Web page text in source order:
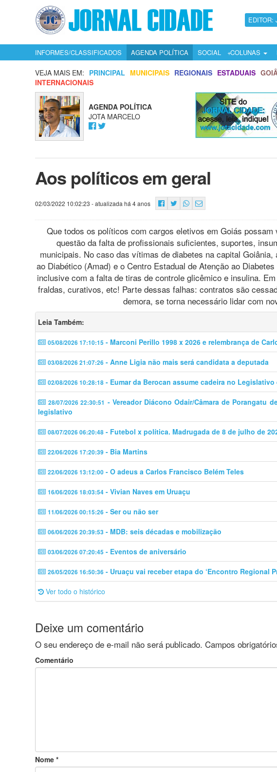
EDITOR:
INFORMES/CLASSIFICADOS AGENDA POLÍTICA SOCIAL COLUNAS
VEJA MAIS EM: PRINCIPAL MUNICIPAIS REGIONAIS ESTADUAIS
INTERNACIONAIS
AGENDA POLÍTICA
JOTA MARCELO
Aos políticos em geral
02/03/2022 10:02:23 - atualizada há 4 anos
Que todos os políticos com cargos eletivos em Goiás
questão da falta de profissionais suficientes, suportes,
municipais. No caso das vítimas de diabetes na capital
ao Diabético (Amad) e o Centro Estadual de Atenção ao
inclusive com a falta de tiras de controle glicêmico e insulina.
fraldas, curativos, etc! Parte dessas falhas: contratos são
demora, se torna necessário lidar com
Leia Também:
05/08/2026 17:10:15 - Marconi Perillo 1998 x 2026 e relembrança de
03/08/2026 21:07:26 - Anne Ligia não mais será candidata a deputada
02/08/2026 10:28:18 - Eumar da Berocan assume cadeira no Legislativo
28/07/2026 22:30:51 - Vereador Diácono Odair/Câmara de Porangatu
legislativo
08/07/2026 06:20:48 - Futebol x política. Madrugada de 8 de julho de
22/06/2026 17:20:39 - Bia Martins
22/06/2026 13:12:00 - O adeus a Carlos Francisco Belém Teles
16/06/2026 18:03:54 - Vivian Naves em Uruaçu
11/06/2026 00:15:26 - Ser ou não ser
06/06/2026 20:39:53 - MDB: seis décadas e mobilização
03/06/2026 07:20:45 - Eventos de aniversário
26/05/2026 16:50:36 - Uruaçu vai receber etapa do ‘Encontro Regional
Ver todo o histórico
Deixe um comentário
O seu endereço de e-mail não será publicado. Campos
Comentário
Nome *